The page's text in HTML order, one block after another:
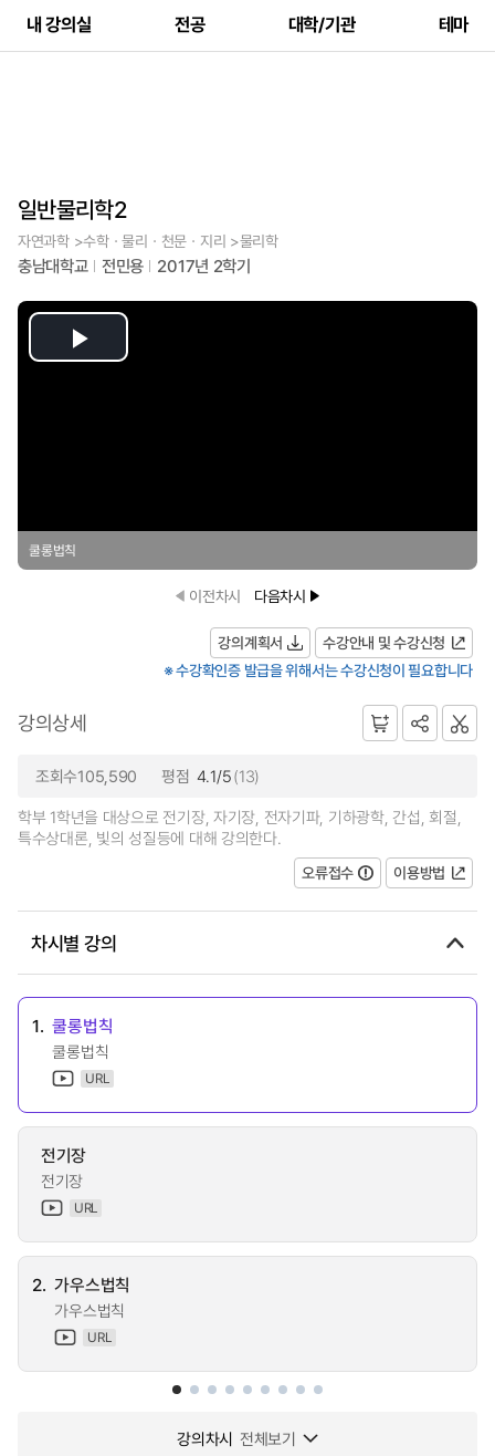
내 강의실 전공 대학/기관 테마
일반물리학2
자연과학 >수학ㆍ물리ㆍ천문ㆍ지리 >물리학
충남대학교 전민용 2017년 2학기
Play
쿨롱법칙
이전차시 다음차시
강의계획서
수강안내 및 수강신청
※ 수강확인증 발급을 위해서는 수강신청이 필요합니다
강의상세
조회수105,590 평점 4.1/5(13)
학부 1학년을 대상으로 전기장, 자기장, 전자기파, 기하광학, 간섭, 회절,
특수상대론, 빛의 성질등에 대해 강의한다.
오류접수
이용방법
차시별 강의
1. 쿨롱법칙
쿨롱법칙
URL
전기장
전기장
URL
2. 가우스법칙
가우스법칙
URL
강의차시 전체보기